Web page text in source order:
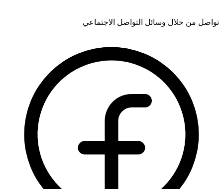
تواصل من خلال وسائل التواصل الاجتماعي